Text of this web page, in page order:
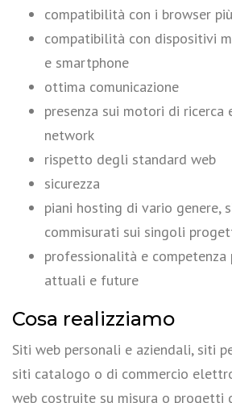
compatibilità con i browser
compatibilità con dispositivi
e smartphone
ottima comunicazione
presenza sui motori di ricerca
network
rispetto degli standard web
sicurezza
piani hosting di vario genere,
commisurati sui singoli
professionalità e competenza
attuali e future
Cosa realizziamo
Siti web personali e aziendali, siti
siti catalogo o di commercio
web costruite su misura o progetti